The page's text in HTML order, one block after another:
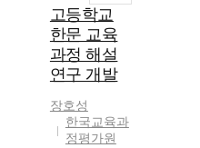
고등학교
한문 교육
과정 해설
연구 개발
장호성
한국교육과
정평가원